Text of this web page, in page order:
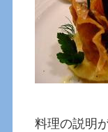
料理の説明